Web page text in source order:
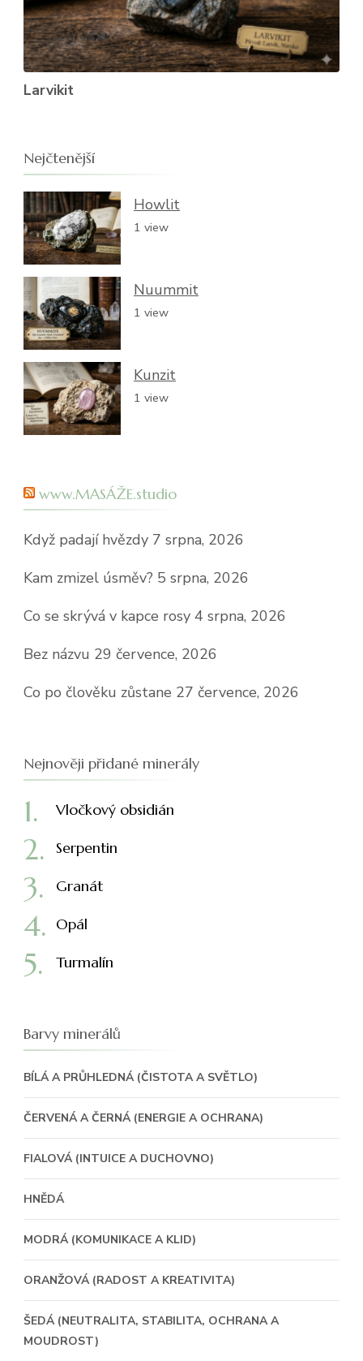
Larvikit
Nejčtenější
Howlit
1 view
Nuummit
1 view
Kunzit
1 view
www.MASÁŽE.studio
Když padají hvězdy 7 srpna, 2026
Kam zmizel úsměv? 5 srpna, 2026
Co se skrývá v kapce rosy 4 srpna, 2026
Bez názvu 29 července, 2026
Co po člověku zůstane 27 července, 2026
Nejnověji přidané minerály
Vločkový obsidián
Serpentin
Granát
Opál
Turmalín
Barvy minerálů
BÍLÁ A PRŮHLEDNÁ (ČISTOTA A SVĚTLO)
ČERVENÁ A ČERNÁ (ENERGIE A OCHRANA)
FIALOVÁ (INTUICE A DUCHOVNO)
HNĚDÁ
MODRÁ (KOMUNIKACE A KLID)
ORANŽOVÁ (RADOST A KREATIVITA)
ŠEDÁ (NEUTRALITA, STABILITA, OCHRANA A
MOUDROST)